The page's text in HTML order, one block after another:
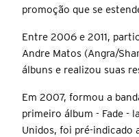
promoção que se
Entre 2006 e 2011,
Andre Matos (Angra/
álbuns e realizou suas
Em 2007, formou a
primeiro álbum - Fade -
Unidos, foi pré-indicado